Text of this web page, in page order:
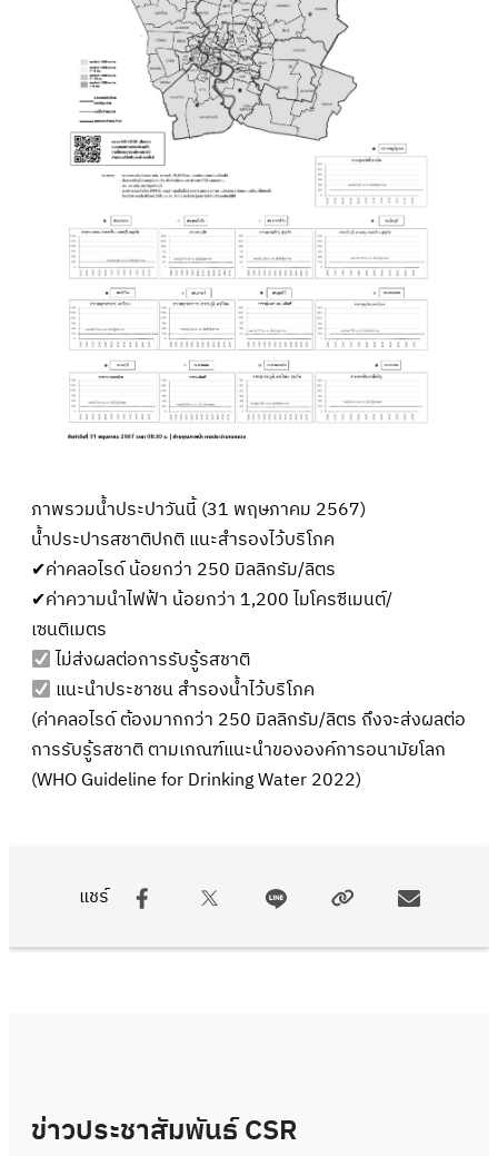
แชร์
ภาพรวมน้ำประปาวันนี้ (31 พฤษภาคม 2567)
น้ำประปารสชาติปกติ แนะสำรองไว้บริโภค
✔ค่าคลอไรด์ น้อยกว่า 250 มิลลิกรัม/ลิตร
✔ค่าความนำไฟฟ้า น้อยกว่า 1,200 ไมโครซีเมนต์/
เซนติเมตร
ไม่ส่งผลต่อการรับรู้รสชาติ
แนะนำประชาชน สำรองน้ำไว้บริโภค
(ค่าคลอไรด์ ต้องมากกว่า 250 มิลลิกรัม/ลิตร ถึงจะส่งผลต่อ
การรับรู้รสชาติ ตามเกณฑ์แนะนำขององค์การอนามัยโลก
(WHO Guideline for Drinking Water 2022)
ข่าวประชาสัมพันธ์ CSR